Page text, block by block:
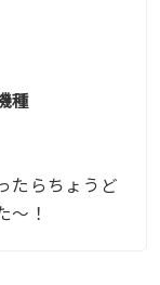
種
たらちょうど
〜！